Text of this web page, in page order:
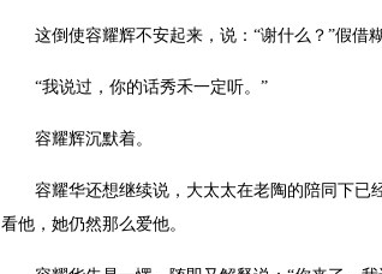
这倒使容耀辉不安起来，说：“谢什么？”假借糊
“我说过，你的话秀禾一定听。”
容耀辉沉默着。
容耀华还想继续说，大太太在老陶的陪同下已
看他，她仍然那么爱他。